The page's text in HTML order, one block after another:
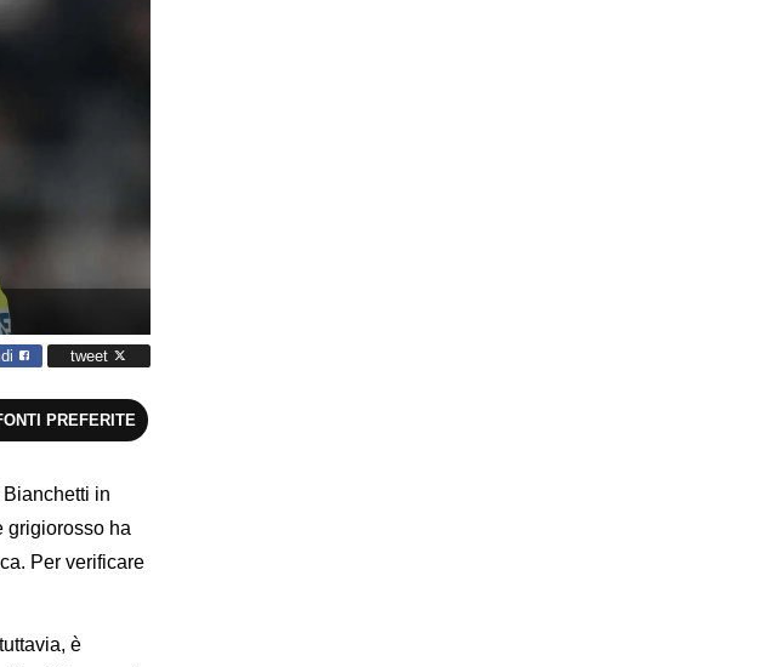
tweet
PREFERITE
in
grigiorosso ha
Per verificare
è